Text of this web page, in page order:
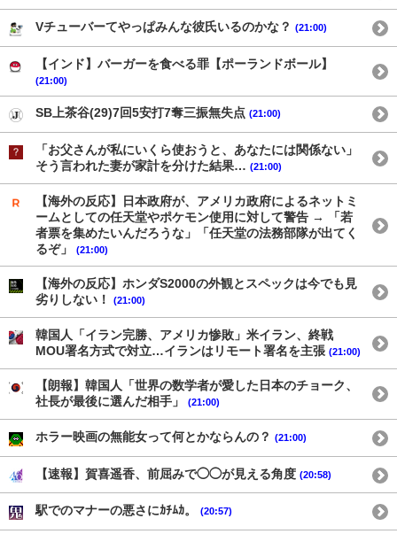
Vチューバーてやっぱみんな彼氏いるのかな？ (21:00)
【インド】バーガーを食べる罪【ポーランドボール】
(21:00)
SB上茶谷(29)7回5安打7奪三振無失点 (21:00)
「お父さんが私にいくら使おうと、あなたには関係ない」
そう言われた妻が家計を分けた結果… (21:00)
【海外の反応】日本政府が、アメリカ政府によるネットミ
ームとしての任天堂やポケモン使用に対して警告 → 「若
者票を集めたいんだろうな」「任天堂の法務部隊が出てく
るぞ」
(21:00)
【海外の反応】ホンダS2000の外観とスペックは今でも見
劣りしない！
(21:00)
韓国人「イラン完勝、アメリカ惨敗」米イラン、終戦
MOU署名方式で対立…イランはリモート署名を主張 (21:00)
【朗報】韓国人「世界の数学者が愛した日本のチョーク、
社長が最後に選んだ相手」
(21:00)
ホラー映画の無能女って何とかならんの？ (21:00)
【速報】賀喜遥香、前屈みで◯◯が見える角度 (20:58)
駅でのマナーの悪さにｶﾁﾑｶ。 (20:57)